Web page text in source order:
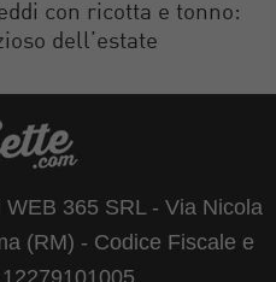
con ricotta e tonno:
dell’estate
365 SRL - Via Nicola
(RM) - Codice Fiscale e